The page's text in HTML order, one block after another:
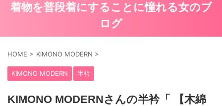
着物を普段着にすることに憧れる女のブ
ログ
HOME > KIMONO MODERN >
KIMONO MODERN 半衿
KIMONO MODERNさんの半衿「 【木綿